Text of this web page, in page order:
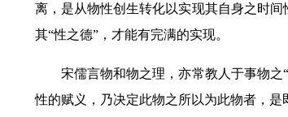
离，是从物性创生转化以实现其自身之时
其“性之德”，才能有完满的实现。
宋儒言物和物之理，亦常教人于事物
性的赋义，乃决定此物之所以为此物者，